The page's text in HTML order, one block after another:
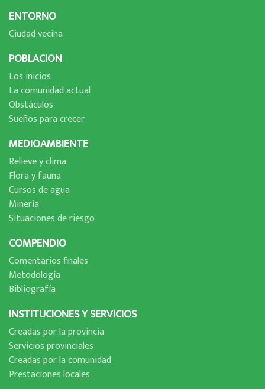
ENTORNO
Ciudad vecina
POBLACION
Los inicios
La comunidad actual
Obstáculos
Sueños para crecer
MEDIOAMBIENTE
Relieve y clima
Flora y fauna
Cursos de agua
Minerí­a
Situaciones de riesgo
COMPENDIO
Comentarios finales
Metodologí­a
Bibliografí­a
INSTITUCIONES Y SERVICIOS
Creadas por la provincia
Servicios provinciales
Creadas por la comunidad
Prestaciones locales